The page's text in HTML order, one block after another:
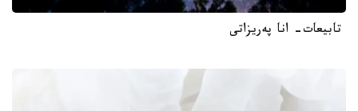
تابيعات- انا پەريزاتى